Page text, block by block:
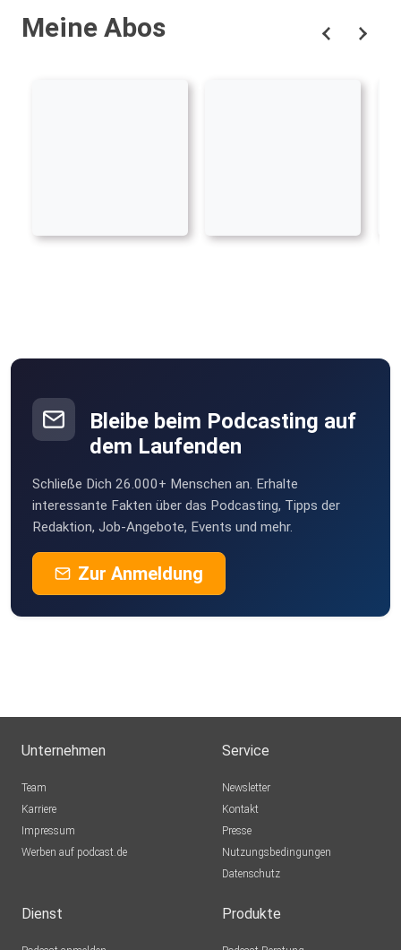
Meine Abos
Bleibe beim Podcasting auf
dem Laufenden
Schließe Dich 26.000+ Menschen an. Erhalte
interessante Fakten über das Podcasting, Tipps der
Redaktion, Job-Angebote, Events und mehr.
Zur Anmeldung
Unternehmen
Team
Karriere
Impressum
Werben auf podcast.de
Service
Newsletter
Kontakt
Presse
Nutzungsbedingungen
Datenschutz
Dienst Produkte